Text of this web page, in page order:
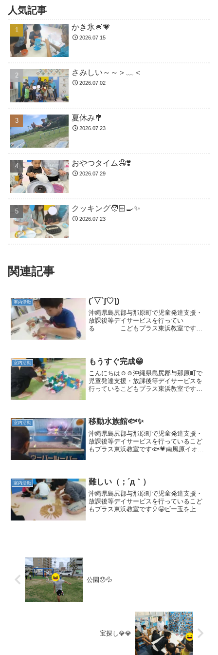
人気記事
かき氷🍧💗
2026.07.15
さみしい～～＞﹏＜
2026.07.02
夏休み🎐
2026.07.23
おやつタイム🤤❣️
2026.07.29
クッキング🧑🏻‍🍳✨
2026.07.23
関連記事
室内活動 (´▽`ʃ♡ƪ)
沖縄県島尻郡与那原町で児童発達支援・
放課後等デイサービスを行ってい
る こどもプラス東浜教室です。
けますのでお気軽にご連絡くださ...
室内活動 もうすぐ完成😁
こんにちは☺️☺️沖縄県島尻郡与那原町で
児童発達支援・放課後等デイサービスを
行っているこどもプラス東浜教室です。
ただけますのでお気...
室内活動 移動水族館🐟✨
沖縄県島尻郡与那原町で児童発達支援・
放課後等デイサービスを行っているこど
もプラス東浜教室です🐟💗南風原イオン
することができました😊療...
室内活動 難しい（；´д｀）ゞ
沖縄県島尻郡与那原町で児童発達支援・
放課後等デイサービスを行っているこど
もプラス東浜教室です🎈😄ビー玉を上手
公園😯💦
宝探し💎💎